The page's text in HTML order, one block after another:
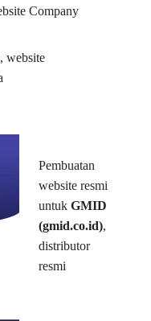
Company
website
Pembuatan
website resmi
untuk GMID
(gmid.co.id),
distributor
resmi